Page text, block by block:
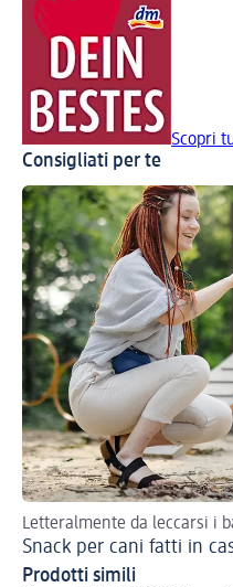
Scopri
Consigliati per te
Letteralmente da leccarsi i
Snack per cani fatti in
Prodotti simili